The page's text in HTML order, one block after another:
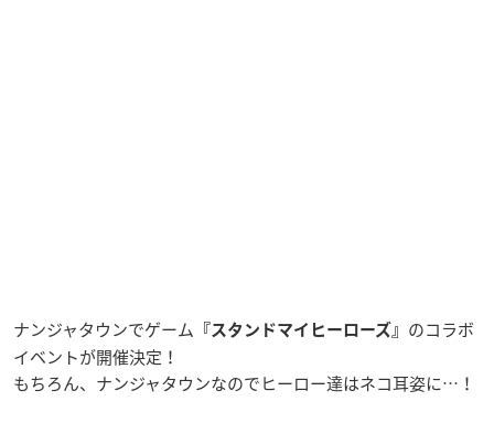
ナンジャタウンでゲーム 『スタンドマイヒーローズ』 のコラボ
イベントが開催決定！
もちろん、ナンジャタウンなのでヒーロー達はネコ耳姿に…！